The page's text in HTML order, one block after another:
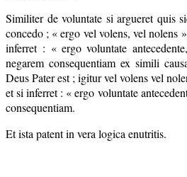
Similiter de voluntate si argueret quis
concedo ; « ergo vel volens, vel nolens
inferret : « ergo voluntate
negarem consequentiam ex simili
Deus Pater est ; igitur vel volens vel
et si inferret : « ergo voluntate
consequentiam.
Et ista patent in vera logica enutritis.